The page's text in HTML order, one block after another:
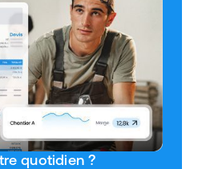
quotidien ?